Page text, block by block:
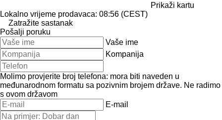
Prikaži kartu
Lokalno vrijeme prodavaca: 08:56 (CEST)
Zatražite sastanak
Pošalji poruku
Vaše ime
Kompanija
Molimo provjerite broj telefona: mora biti naveden u
međunarodnom formatu sa pozivnim brojem države. Ne radimo
s ovom državom
E-mail